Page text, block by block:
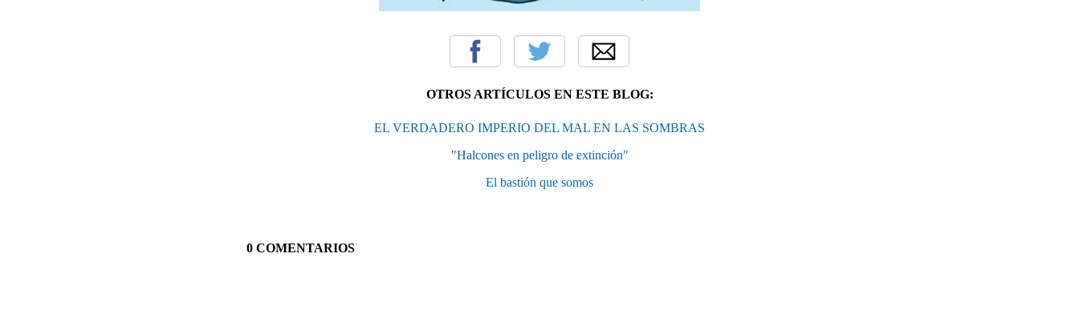
OTROS ARTÍCULOS EN ESTE BLOG:
EL VERDADERO IMPERIO DEL MAL EN LAS SOMBRAS
"Halcones en peligro de extinción"
El bastión que somos
0 COMENTARIOS